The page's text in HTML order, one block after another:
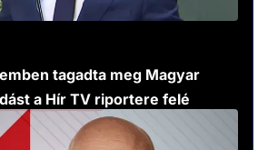
tagadta meg Magyar
a Hír TV riportere felé